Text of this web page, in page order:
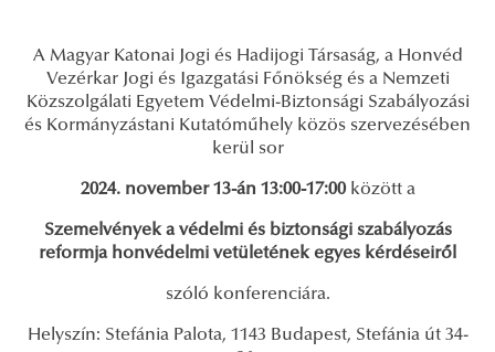
A Magyar Katonai Jogi és Hadijogi Társaság, a Honvéd
Vezérkar Jogi és Igazgatási Főnökség és a Nemzeti
Közszolgálati Egyetem Védelmi-Biztonsági Szabályozási
és Kormányzástani Kutatóműhely közös szervezésében
kerül sor
2024. november 13-án 13:00-17:00között a
Szemelvények a védelmi és biztonsági szabályozás
reformja honvédelmi vetületének egyes kérdéseiről
szóló konferenciára.
Helyszín: Stefánia Palota, 1143 Budapest, Stefánia út 34-